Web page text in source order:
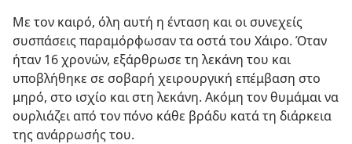
Με τον καιρό, όλη αυτή η ένταση και οι συνεχείς
συσπάσεις παραμόρφωσαν τα οστά του Χάιρο. Όταν
ήταν 16 χρονών, εξάρθρωσε τη λεκάνη του και
υποβλήθηκε σε σοβαρή χειρουργική επέμβαση στο
μηρό, στο ισχίο και στη λεκάνη. Ακόμη τον θυμάμαι να
ουρλιάζει από τον πόνο κάθε βράδυ κατά τη διάρκεια
της ανάρρωσής του.